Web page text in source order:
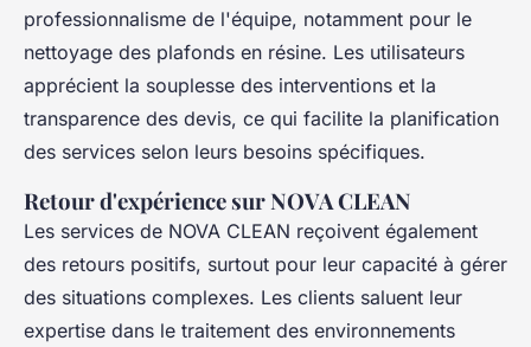
professionnalisme de l'équipe, notamment pour le
nettoyage des plafonds en résine. Les utilisateurs
apprécient la souplesse des interventions et la
transparence des devis, ce qui facilite la planification
des services selon leurs besoins spécifiques.
Retour d'expérience sur NOVA CLEAN
Les services de NOVA CLEAN reçoivent également
des retours positifs, surtout pour leur capacité à gérer
des situations complexes. Les clients saluent leur
expertise dans le traitement des environnements